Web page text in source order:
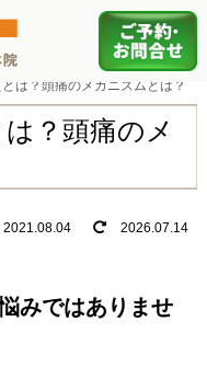
は？頭痛のメカニズムとは？
？頭痛のメ
2021.08.04 2026.07.14
みではありませ